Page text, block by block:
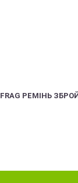
FRAG РЕМІНЬ